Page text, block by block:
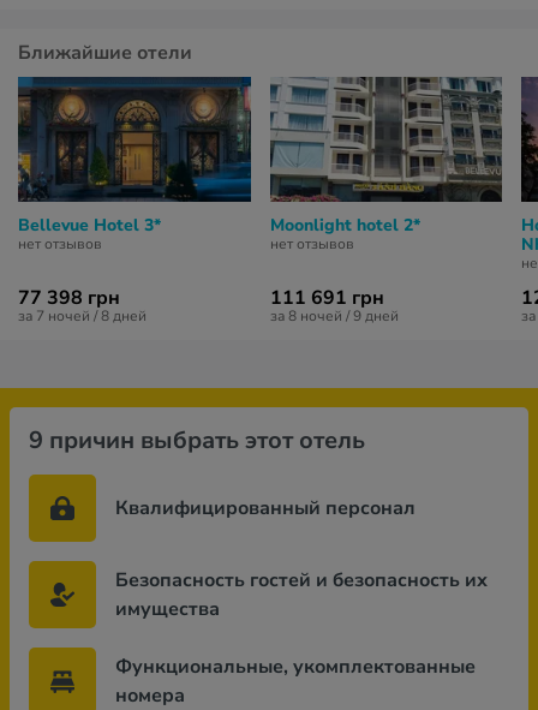
Ближайшие отели
Bellevue Hotel 3*
нет отзывов
77 398 грн
за 7 ночей / 8 дней
Moonlight hotel 2*
нет отзывов
111 691 грн
за 8 ночей / 9 дней
9 причин выбрать этот отель
Квалифицированный персонал
Безопасность гостей и безопасность их
имущества
Функциональные, укомплектованные
номера